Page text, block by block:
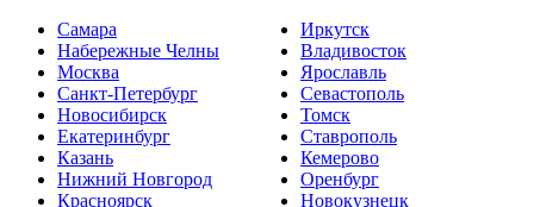
Самара
Набережные Челны
Москва
Санкт-Петербург
Новосибирск
Екатеринбург
Казань
Нижний Новгород
Красноярск
Иркутск
Владивосток
Ярославль
Севастополь
Томск
Ставрополь
Кемерово
Оренбург
Новокузнецк